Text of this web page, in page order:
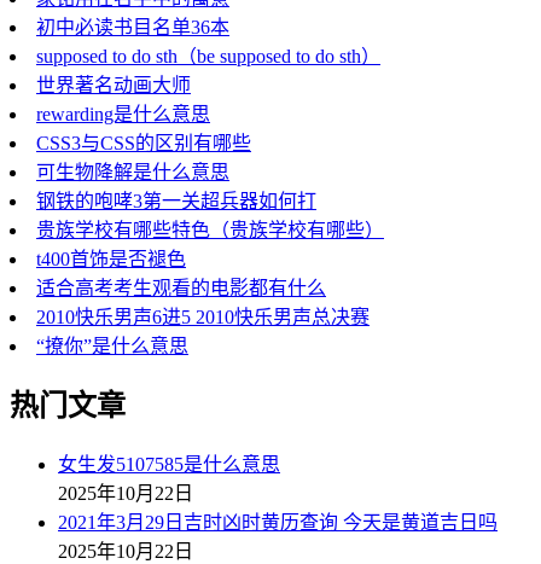
初中必读书目名单36本
supposed to do sth（be supposed to do sth）
世界著名动画大师
rewarding是什么意思
CSS3与CSS的区别有哪些
可生物降解是什么意思
钢铁的咆哮3第一关超兵器如何打
贵族学校有哪些特色（贵族学校有哪些）
t400首饰是否褪色
适合高考考生观看的电影都有什么
2010快乐男声6进5 2010快乐男声总决赛
“撩你”是什么意思
热门文章
女生发5107585是什么意思
2025年10月22日
2021年3月29日吉时凶时黄历查询 今天是黄道吉日吗
2025年10月22日